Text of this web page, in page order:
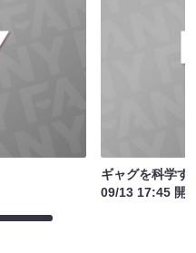
ギャグを科学す
09/13 17:45 開